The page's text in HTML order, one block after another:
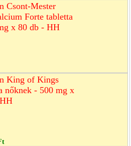
Csont-Mester
Forte tabletta
x 80 db - HH
King of Kings
nőknek - 500 mg x